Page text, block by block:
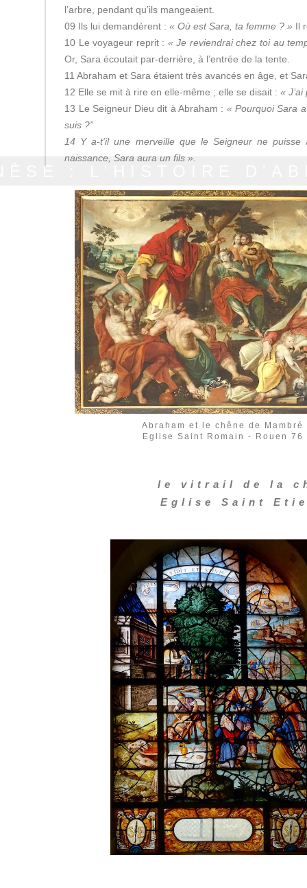
: L'HISTOIRE
l’arbre, pendant qu’ils mangeaient.
09 Ils lui demandèrent :« Où est Sara, ta femme ? » Il
10 Le voyageur reprit : « Je reviendrai chez toi au
Or, Sara écoutait par-derrière, à l’entrée de la tente.
11 Abraham et Sara étaient très avancés en âge, et
12 Elle se mit à rire en elle-même ; elle se disait :«
13 Le Seigneur Dieu dit à Abraham : « Pourquoi Sara
suis ?”
14 Y a-t'il une merveille que le Seigneur ne
naissance, Sara aura un fils ».
Abraham et le chêne de Mambré
Eglise Saint Romain - Rouen 76
le vitrail de la
Eglise Saint